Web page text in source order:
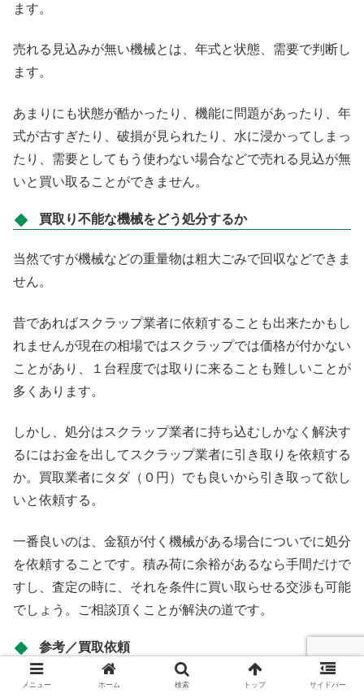
ます。
売れる見込みが無い機械とは、年式と状態、需要で判断し
ます。
あまりにも状態が酷かったり、機能に問題があったり、年
式が古すぎたり、破損が見られたり、水に浸かってしまっ
たり、需要としてもう使わない場合などで売れる見込が無
いと買い取ることができません。
買取り不能な機械をどう処分するか
当然ですが機械などの重量物は粗大ごみで回収などできま
せん。
昔であればスクラップ業者に依頼することも出来たかもし
れませんが現在の相場ではスクラップでは価格が付かない
ことがあり、１台程度では取りに来ることも難しいことが
多くあります。
しかし、処分はスクラップ業者に持ち込むしかなく解決す
るにはお金を出してスクラップ業者に引き取りを依頼する
か。買取業者にタダ（０円）でも良いから引き取って欲し
いと依頼する。
一番良いのは、金額が付く機械がある場合についでに処分
を依頼することです。積み荷に余裕があるなら手間だけで
すし、査定の時に、それを条件に買い取らせる交渉も可能
でしょう。ご相談頂くことが解決の道です。
参考／買取依頼
機械そのものは、メーカー、型式、年式である程度、特定
メニュー ホーム 検索 トップ サイドバー